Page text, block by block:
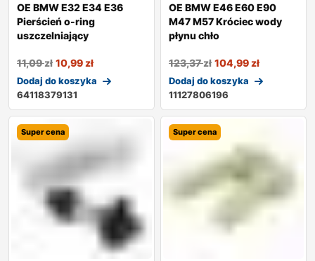
OE BMW E32 E34 E36
Pierścień o-ring
uszczelniający
11,09zł 10,99zł
Dodaj do koszyka
64118379131
OE BMW E46 E60 E90
M47 M57 Króciec wody
płynu chło
123,37zł 104,99zł
Dodaj do koszyka
11127806196
Super cena Super cena